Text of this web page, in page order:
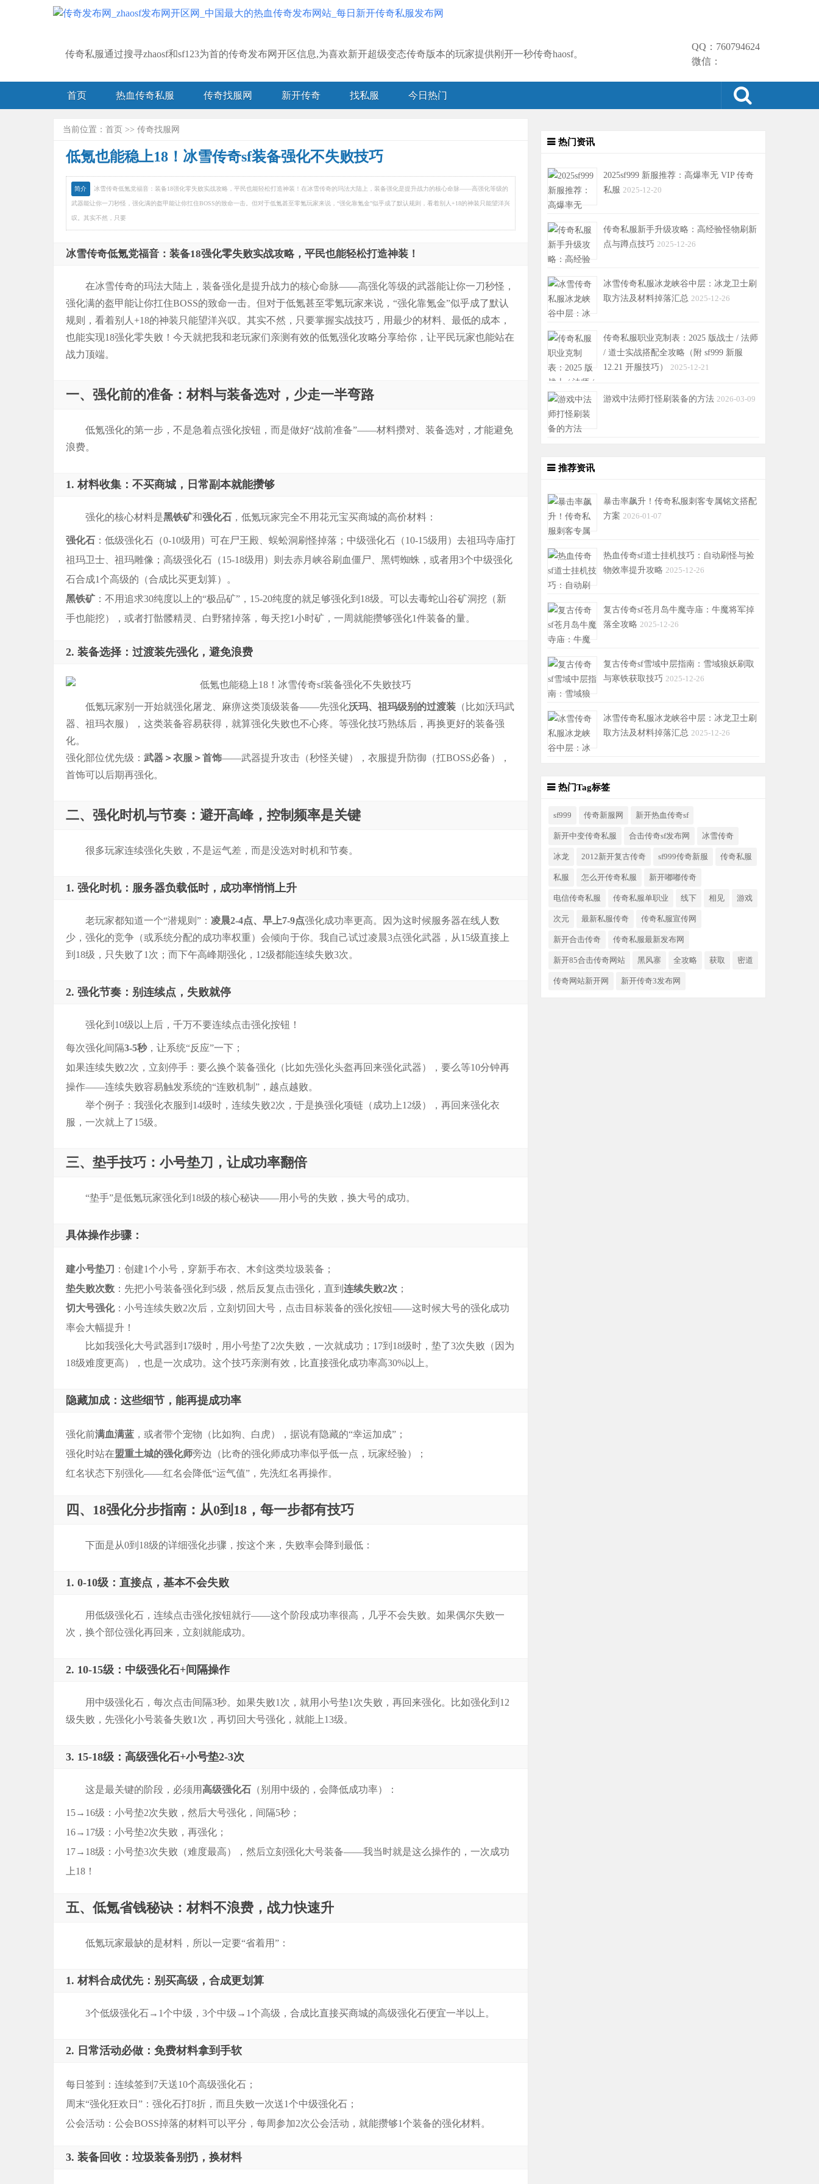
传奇私服通过搜寻zhaosf和sf123为首的传奇发布网开区信息,为喜欢新开超级变态传奇版本的玩家提供刚开一秒传奇haosf。
QQ：760794624
微信：
首页 热血传奇私服 传奇找服网 新开传奇 找私服 今日热门
当前位置： 首页 >> 传奇找服网
低氪也能稳上18！冰雪传奇sf装备强化不失败技巧
简介 冰雪传奇低氪党福音：装备18强化零失败实战攻略，平民也能轻松打造神装！在冰雪传奇的玛法大陆上，装备强化是提升战力的核心命脉——高强化等级的
武器能让你一刀秒怪，强化满的盔甲能让你扛住BOSS的致命一击。但对于低氪甚至零氪玩家来说，“强化靠氪金”似乎成了默认规则，看着别人+18的神装只能望洋兴
叹。其实不然，只要
冰雪传奇低氪党福音：装备18强化零失败实战攻略，平民也能轻松打造神装！
在冰雪传奇的玛法大陆上，装备强化是提升战力的核心命脉——高强化等级的武器能让你一刀秒怪，
强化满的盔甲能让你扛住BOSS的致命一击。但对于低氪甚至零氪玩家来说，“强化靠氪金”似乎成了默认
规则，看着别人+18的神装只能望洋兴叹。其实不然，只要掌握实战技巧，用最少的材料、最低的成本，
也能实现18强化零失败！今天就把我和老玩家们亲测有效的低氪强化攻略分享给你，让平民玩家也能站在
战力顶端。
一、强化前的准备：材料与装备选对，少走一半弯路
低氪强化的第一步，不是急着点强化按钮，而是做好“战前准备”——材料攒对、装备选对，才能避免
浪费。
1. 材料收集：不买商城，日常副本就能攒够
强化的核心材料是黑铁矿和强化石 ，低氪玩家完全不用花元宝买商城的高价材料：
强化石 ：低级强化石（0-10级用）可在尸王殿、蜈蚣洞刷怪掉落；中级强化石（10-15级用）去祖玛寺庙打
祖玛卫士、祖玛雕像；高级强化石（15-18级用）则去赤月峡谷刷血僵尸、黑锷蜘蛛，或者用3个中级强化
石合成1个高级的（合成比买更划算）。
黑铁矿 ：不用追求30纯度以上的“极品矿”，15-20纯度的就足够强化到18级。可以去毒蛇山谷矿洞挖（新
手也能挖），或者打骷髅精灵、白野猪掉落，每天挖1小时矿，一周就能攒够强化1件装备的量。
2. 装备选择：过渡装先强化，避免浪费
低氪玩家别一开始就强化屠龙、麻痹这类顶级装备——先强化沃玛、祖玛级别的过渡装 （比如沃玛武
器、祖玛衣服），这类装备容易获得，就算强化失败也不心疼。等强化技巧熟练后，再换更好的装备强
化。
强化部位优先级： 武器＞衣服＞首饰——武器提升攻击（秒怪关键），衣服提升防御（扛BOSS必备），
首饰可以后期再强化。
二、强化时机与节奏：避开高峰，控制频率是关键
很多玩家连续强化失败，不是运气差，而是没选对时机和节奏。
1. 强化时机：服务器负载低时，成功率悄悄上升
老玩家都知道一个“潜规则”： 凌晨2-4点、早上7-9点强化成功率更高。因为这时候服务器在线人数
少，强化的竞争（或系统分配的成功率权重）会倾向于你。我自己试过凌晨3点强化武器，从15级直接上
到18级，只失败了1次；而下午高峰期强化，12级都能连续失败3次。
2. 强化节奏：别连续点，失败就停
强化到10级以上后，千万不要连续点击强化按钮！
每次强化间隔3-5秒，让系统“反应”一下；
如果连续失败2次，立刻停手：要么换个装备强化（比如先强化头盔再回来强化武器），要么等10分钟再
操作——连续失败容易触发系统的“连败机制”，越点越败。
举个例子：我强化衣服到14级时，连续失败2次，于是换强化项链（成功上12级），再回来强化衣
服，一次就上了15级。
三、垫手技巧：小号垫刀，让成功率翻倍
“垫手”是低氪玩家强化到18级的核心秘诀——用小号的失败，换大号的成功。
具体操作步骤：
建小号垫刀 ：创建1个小号，穿新手布衣、木剑这类垃圾装备；
垫失败次数 ：先把小号装备强化到5级，然后反复点击强化，直到 连续失败2次 ；
切大号强化：小号连续失败2次后，立刻切回大号，点击目标装备的强化按钮——这时候大号的强化成功
率会大幅提升！
比如我强化大号武器到17级时，用小号垫了2次失败，一次就成功；17到18级时，垫了3次失败（因为
18级难度更高），也是一次成功。这个技巧亲测有效，比直接强化成功率高30%以上。
隐藏加成：这些细节，能再提成功率
强化前满血满蓝 ，或者带个宠物（比如狗、白虎），据说有隐藏的“幸运加成”；
强化时站在盟重土城的强化师旁边（比奇的强化师成功率似乎低一点，玩家经验）；
红名状态下别强化——红名会降低“运气值”，先洗红名再操作。
四、18强化分步指南：从0到18，每一步都有技巧
下面是从0到18级的详细强化步骤，按这个来，失败率会降到最低：
1. 0-10级：直接点，基本不会失败
用低级强化石，连续点击强化按钮就行——这个阶段成功率很高，几乎不会失败。如果偶尔失败一
次，换个部位强化再回来，立刻就能成功。
2. 10-15级：中级强化石+间隔操作
用中级强化石，每次点击间隔3秒。如果失败1次，就用小号垫1次失败，再回来强化。比如强化到12
级失败，先强化小号装备失败1次，再切回大号强化，就能上13级。
3. 15-18级：高级强化石+小号垫2-3次
这是最关键的阶段，必须用高级强化石 （别用中级的，会降低成功率）：
15→16级：小号垫2次失败，然后大号强化，间隔5秒；
16→17级：小号垫2次失败，再强化；
17→18级：小号垫3次失败（难度最高），然后立刻强化大号装备——我当时就是这么操作的，一次成功
上18！
五、低氪省钱秘诀：材料不浪费，战力快速升
低氪玩家最缺的是材料，所以一定要“省着用”：
1. 材料合成优先：别买高级，合成更划算
3个低级强化石→1个中级，3个中级→1个高级，合成比直接买商城的高级强化石便宜一半以上。
2. 日常活动必做：免费材料拿到手软
每日签到：连续签到7天送10个高级强化石；
周末“强化狂欢日”：强化石打8折，而且失败一次送1个中级强化石；
公会活动：公会BOSS掉落的材料可以平分，每周参加2次公会活动，就能攒够1个装备的强化材料。
3. 装备回收：垃圾装备别扔，换材料
热门资讯
2025sf999 新服推荐：高爆率无 VIP 传奇
私服 2025-12-20
传奇私服新手升级攻略：高经验怪物刷新
点与蹲点技巧 2025-12-26
冰雪传奇私服冰龙峡谷中层：冰龙卫士刷
取方法及材料掉落汇总 2025-12-26
传奇私服职业克制表：2025 版战士 / 法师
/ 道士实战搭配全攻略（附 sf999 新服
12.21 开服技巧）
2025-12-21
游戏中法师打怪刷装备的方法 2026-03-09
推荐资讯
暴击率飙升！传奇私服刺客专属铭文搭配
方案 2026-01-07
热血传奇sf道士挂机技巧：自动刷怪与捡
物效率提升攻略 2025-12-26
复古传奇sf苍月岛牛魔寺庙：牛魔将军掉
落全攻略 2025-12-26
复古传奇sf雪域中层指南：雪域狼妖刷取
与寒铁获取技巧 2025-12-26
冰雪传奇私服冰龙峡谷中层：冰龙卫士刷
取方法及材料掉落汇总 2025-12-26
热门Tag标签
sf999 传奇新服网 新开热血传奇sf
新开中变传奇私服 合击传奇sf发布网 冰雪传奇
冰龙 2012新开复古传奇 sf999传奇新服​ 传奇私服
私服 怎么开传奇私服 新开嘟嘟传奇
电信传奇私服 传奇私服单职业 线下 相见 游戏
次元 最新私服传奇 传奇私服宣传网
新开合击传奇 传奇私服最新发布网
新开85合击传奇网站 黑风寨 全攻略 获取 密道
传奇网站新开网 新开传奇3发布网